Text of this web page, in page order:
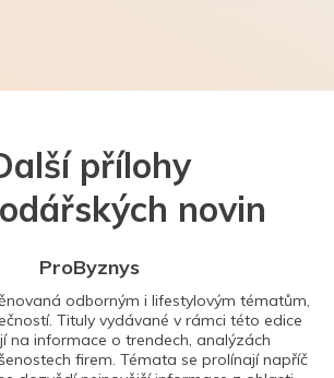
přílohy
novin
ProByznys
odborným i lifestylovým tématům,
Tituly vydávané v rámci této edice
na informace o trendech, analýzách
firem. Témata se prolínají napříč